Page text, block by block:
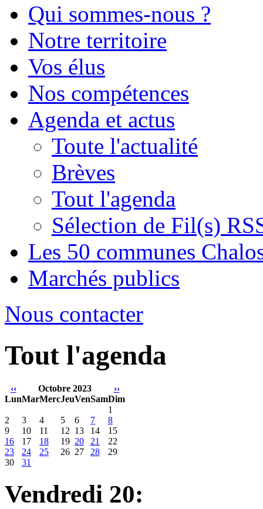
Qui sommes-nous ?
Notre territoire
Vos élus
Nos compétences
Agenda et actus
Toute l'actualité
Brèves
Tout l'agenda
Sélection de Fil(s)
Les 50 communes
Marchés publics
Nous contacter
Tout l'agenda
‹‹ Octobre 2023
››
LunMarMercJeuVenSamDim
1
2
3 4 5 6 7
8
9
10 11 12 13 14
15
16
17 18 19 20 21
22
23
24 25 26 27 28
29
30
31
Vendredi 20: